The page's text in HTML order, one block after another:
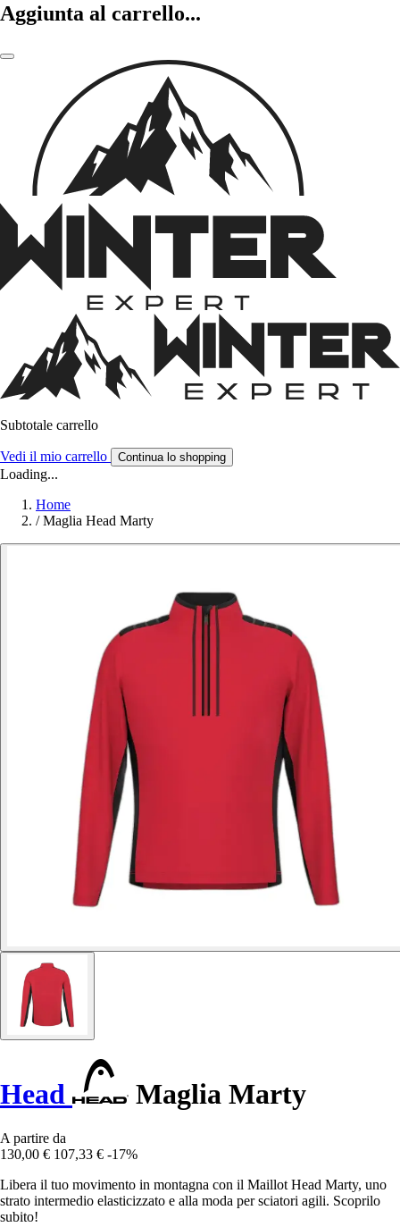
Aggiunta al carrello...
Subtotale carrello
Vedi il mio carrello Continua lo shopping
Loading...
Home
/ Maglia Head Marty
Head Maglia Marty
A partire da
130,00 € 107,33 € -17%
Libera il tuo movimento in montagna con il Maillot Head Marty, uno
strato intermedio elasticizzato e alla moda per sciatori agili. Scoprilo
subito!